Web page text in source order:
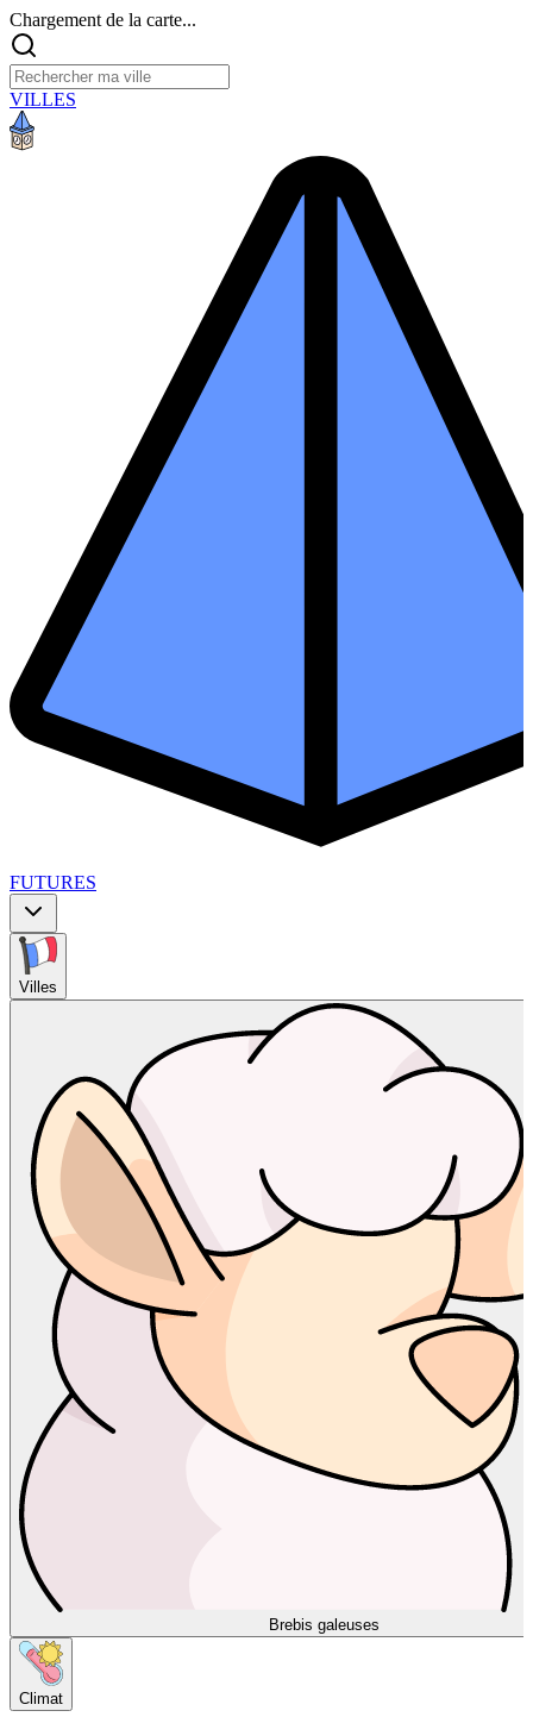
Chargement de la carte...
VILLES
FUTURES
Villes
Brebis galeuses
Climat